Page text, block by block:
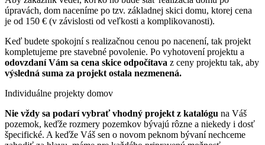
úpravách, dom naceníme po tzv. základnej skici domu, ktorej cena
je od 150 € (v závislosti od veľkosti a komplikovanosti).
Keď budete spokojní s realizačnou cenou po nacenení, tak projekt
kompletujeme pre stavebné povolenie. Po vyhotovení projektu a
odovzdaní Vám sa cena skice odpočítava z ceny projektu tak, aby
výsledná suma za projekt ostala nezmenená.
Individuálne projekty domov
Nie vždy sa podarí vybrať vhodný projekt z katalógu na Váš
pozemok, keďže rozmery pozemkov bývajú rôzne a niekedy i dosť
špecifické. A keďže Váš sen o novom peknom bývaní nechceme